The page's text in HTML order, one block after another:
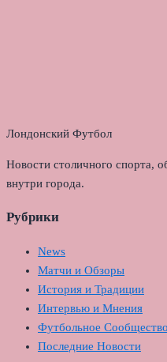
Лондонский Футбол
Новости столичного спорта,
внутри города.
Рубрики
News
Матчи и Обзоры
История и Традиции
Интервью и Мнения
Футбольное Сообщество
Последние Новости